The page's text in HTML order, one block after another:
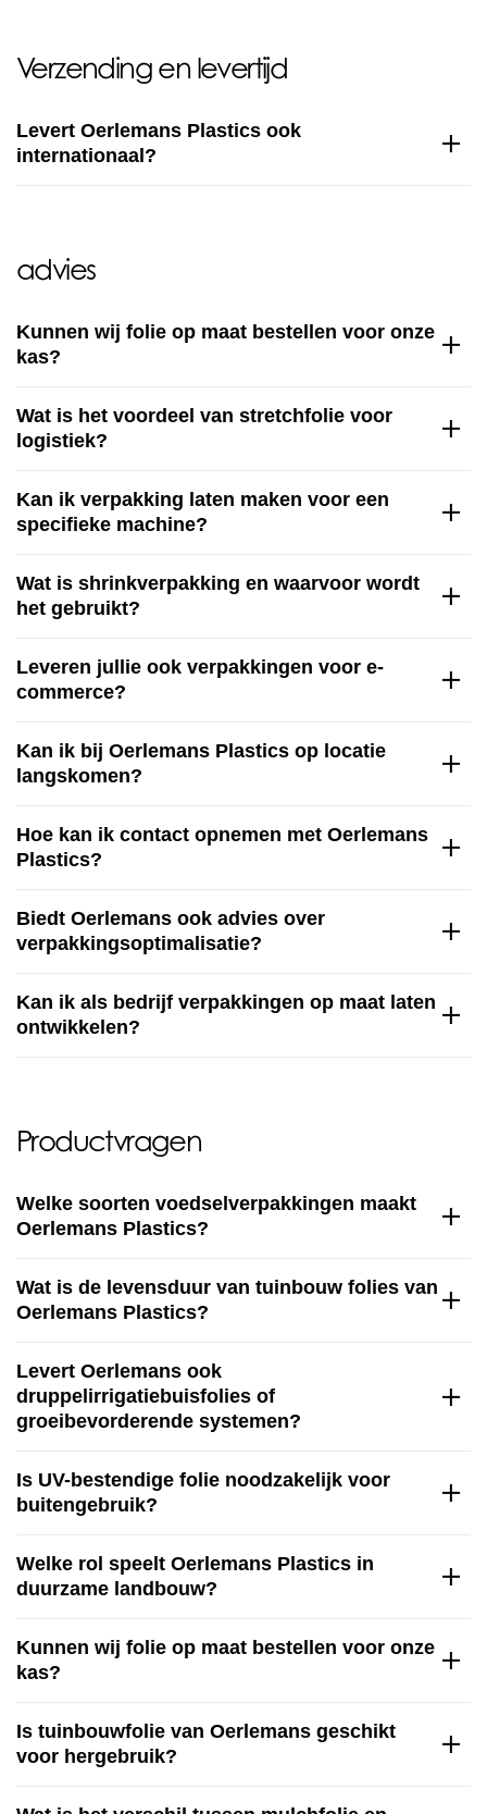
Verzending en levertijd
Levert Oerlemans Plastics ook
internationaal?
advies
Kunnen wij folie op maat bestellen voor onze
kas?
Wat is het voordeel van stretchfolie voor
logistiek?
Kan ik verpakking laten maken voor een
specifieke machine?
Wat is shrinkverpakking en waarvoor wordt
het gebruikt?
Leveren jullie ook verpakkingen voor e-
commerce?
Kan ik bij Oerlemans Plastics op locatie
langskomen?
Hoe kan ik contact opnemen met Oerlemans
Plastics?
Biedt Oerlemans ook advies over
verpakkingsoptimalisatie?
Kan ik als bedrijf verpakkingen op maat laten
ontwikkelen?
Productvragen
Welke soorten voedselverpakkingen maakt
Oerlemans Plastics?
Wat is de levensduur van tuinbouw folies van
Oerlemans Plastics?
Levert Oerlemans ook
druppelirrigatiebuisfolies of
groeibevorderende systemen?
Is UV-bestendige folie noodzakelijk voor
buitengebruik?
Welke rol speelt Oerlemans Plastics in
duurzame landbouw?
Kunnen wij folie op maat bestellen voor onze
kas?
Is tuinbouwfolie van Oerlemans geschikt
voor hergebruik?